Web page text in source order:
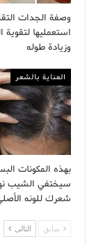
وصفة الجدات
استعمليها لتقوية
وزيادة طوله
العناية بالشعر
بهذه المكونات
سيختفي الشيب
شعرك للونه
سابق التالى